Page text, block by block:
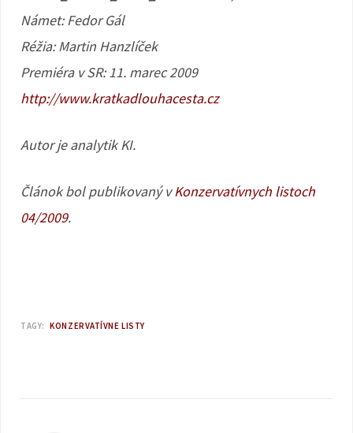
Námet: Fedor Gál
Réžia: Martin Hanzlíček
Premiéra v SR: 11. marec 2009
http://www.kratkadlouhacesta.cz
Autor je analytik KI.
Článok bol publikovaný vKonzervatívnych listoch
04/2009.
TAGY: KONZERVATÍVNE LISTY